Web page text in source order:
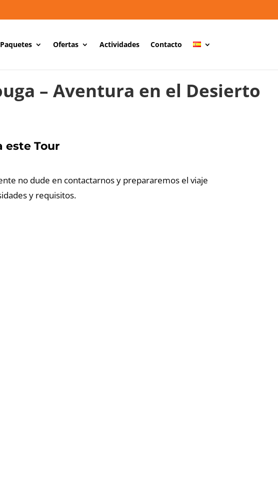
Paquetes Ofertas Actividades Contacto
– Aventura en el Desierto
este Tour
no dude en contactarnos y prepararemos el viaje
y requisitos.